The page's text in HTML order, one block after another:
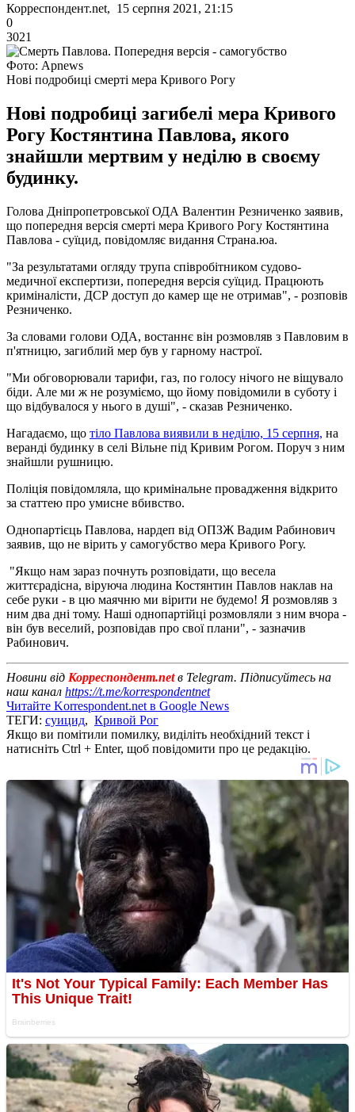
Корреспондент.net, 15 серпня 2021, 21:15
0
3021
Фото: Apnews
Нові подробиці смерті мера Кривого Рогу
Нові подробиці загибелі мера Кривого
Рогу Костянтина Павлова, якого
знайшли мертвим у неділю в своєму
будинку.
Голова Дніпропетровської ОДА Валентин Резниченко заявив,
що попередня версія смерті мера Кривого Рогу Костянтина
Павлова - суїцид, повідомляє видання Страна.юа.
"За результатами огляду трупа співробітником судово-
медичної експертизи, попередня версія суїцид. Працюють
криміналісти, ДСР доступ до камер ще не отримав", - розповів
Резниченко.
За словами голови ОДА, востаннє він розмовляв з Павловим в
п'ятницю, загиблий мер був у гарному настрої.
"Ми обговорювали тарифи, газ, по голосу нічого не віщувало
біди. Але ми ж не розуміємо, що йому повідомили в суботу і
що відбувалося у нього в душі", - сказав Резниченко.
Нагадаємо, що тіло Павлова виявили в неділю, 15 серпня, на
веранді будинку в селі Вільне під Кривим Рогом. Поруч з ним
знайшли рушницю.
Поліція повідомляла, що кримінальне провадження відкрито
за статтею про умисне вбивство.
Однопартієць Павлова, нардеп від ОПЗЖ Вадим Рабинович
заявив, що не вірить у самогубство мера Кривого Рогу.
"Якщо нам зараз почнуть розповідати, що весела
життєрадісна, віруюча людина Костянтин Павлов наклав на
себе руки - в цю маячню ми вірити не будемо! Я розмовляв з
ним два дні тому. Наші однопартійці розмовляли з ним вчора -
він був веселий, розповідав про свої плани", - зазначив
Рабинович.
Новини від Корреспондент.netв Telegram. Підписуйтесь на
наш канал https://t.me/korrespondentnet
Читайте Korrespondent.net в Google News
ТЕГИ: суицид, Кривой Рог
Якщо ви помітили помилку, виділіть необхідний текст і
натисніть Ctrl + Enter, щоб повідомити про це редакцію.